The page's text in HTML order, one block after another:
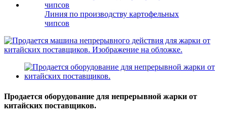
Линия по производству картофельных
чипсов
Продается оборудование для непрерывной жарки от
китайских поставщиков.